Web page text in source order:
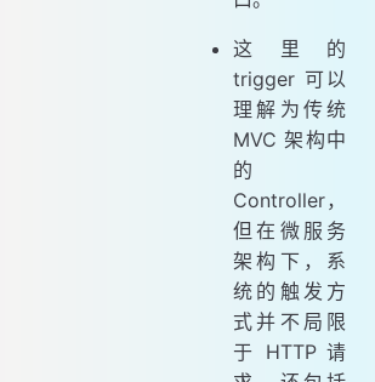
这里的
trigger 可以
理解为传统
MVC 架构中
的
Controller，
但在微服务
架构下，系
统的触发方
式并不局限
于 HTTP 请